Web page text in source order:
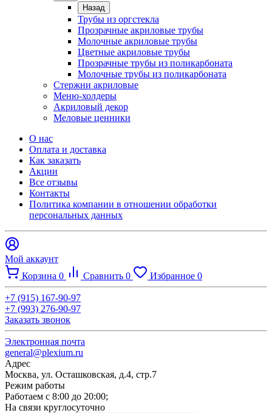
Назад
Трубы из оргстекла
Прозрачные акриловые трубы
Молочные акриловые трубы
Цветные акриловые трубы
Прозрачные трубы из поликарбоната
Молочные трубы из поликарбоната
Стержни акриловые
Меню-холдеры
Акриловый декор
Меловые ценники
О нас
Оплата и доставка
Как заказать
Акции
Все отзывы
Контакты​
Политика компании в отношении обработки
персональных данных
Мой аккаунт
Корзина 0 Сравнить 0 Избранное 0
+7 (915) 167-90-97
+7 (993) 276-90-97
Заказать звонок
Электронная почта
general@plexium.ru
Адрес
Москва, ул. Осташковская, д.4, стр.7
Режим работы
Работаем с 8:00 до 20:00;
На связи круглосуточно